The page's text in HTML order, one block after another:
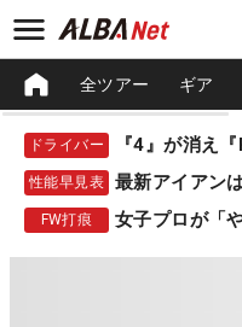
全ツアー ギア
ドライバー
性能早見表 最新アイアン
FW打痕 女子プロが「